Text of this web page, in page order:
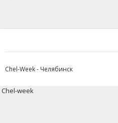
Chel-Week - Челябинск
Chel-week